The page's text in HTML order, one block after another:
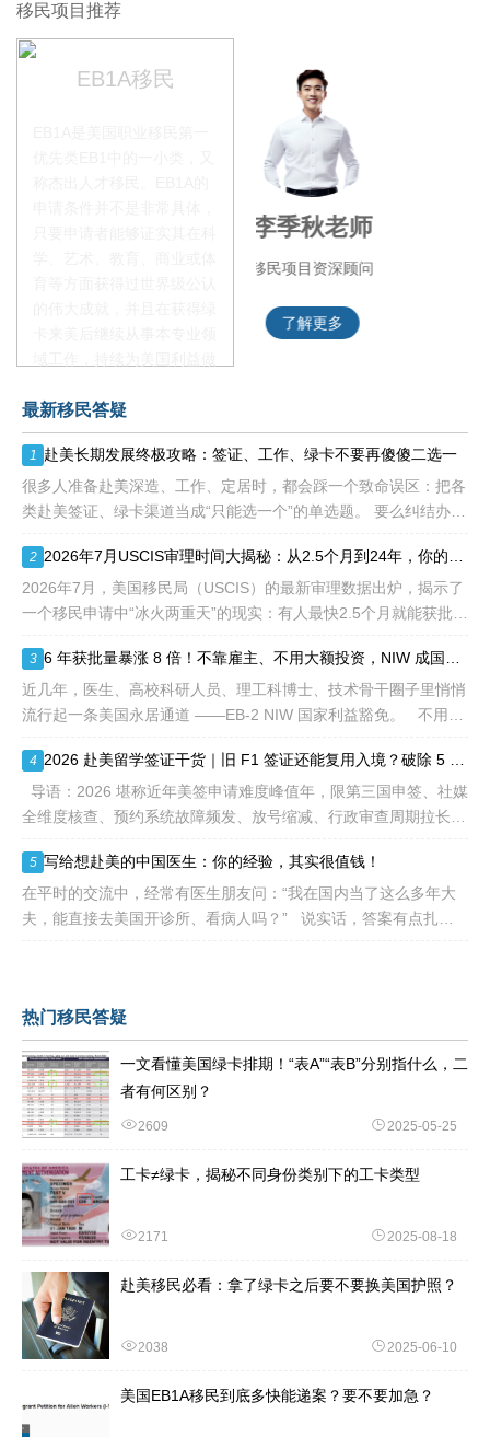
移民项目推荐
EB1A移民
额占全球移民签证配额的
28.6%，即大约4万个移民
签证，都会用于满足"优
先"移民类别的申请。EB1A
不需要雇主支持、不用办理
等的限制，所以也愈来愈受
到中国杰出人才的青睐。
叶晓飞老师
移民项目首席专家
了解更多
最新移民答疑
1
赴美长期发展终极攻略：签证、工作、绿卡不要再傻傻二选一
很多人准备赴美深造、工作、定居时，都会踩一个致命误区：把各
类赴美签证、绿卡渠道当成“只能选一个”的单选题。 要么纠结办哪
突、白白浪费几年
2
2026年7月，美国移民局（USCIS）的最新审理数据出炉，揭示了
一个移民申请中“冰火两重天”的现实：有人最快2.5个月就能获批，
一
3
近几年，医生、高校科研人员、理工科博士、技术骨干圈子里悄悄
流行起一条美国永居通道 ——EB-2 NIW 国家利益豁免。 不用提
4
全维度核查、预约系统故障频发、放号缩减、行政审查周期拉长，
5 写给想赴美的中国医生：你的经验，其实很值钱！
在平时的交流中，经常有医生朋友问：“我在国内当了这么多年大
夫，能直接去美国开诊所、看病人吗？” 说实话，答案有点扎
热门移民答疑
一文看懂美国绿卡排期！“表A”“表B”分别指什么，二
者有何区别？
2609 2025-05-25
工卡≠绿卡，揭秘不同身份类别下的工卡类型
2171 2025-08-18
赴美移民必看：拿了绿卡之后要不要换美国护照？
2038 2025-06-10
美国EB1A移民到底多快能递案？要不要加急？